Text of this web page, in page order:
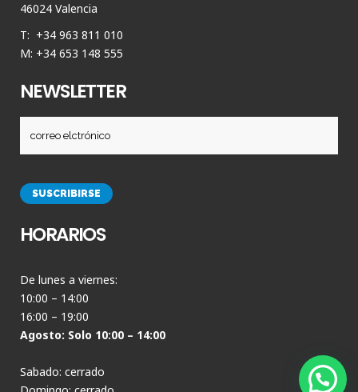
46024 Valencia
T: +34 963 811 010
M: +34 653 148 555
NEWSLETTER
HORARIOS
De lunes a viernes:
10:00 – 14:00
16:00 – 19:00
Agosto: Solo 10:00 – 14:00
Sabado: cerrado